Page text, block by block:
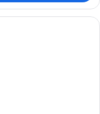
de hotel con cama,